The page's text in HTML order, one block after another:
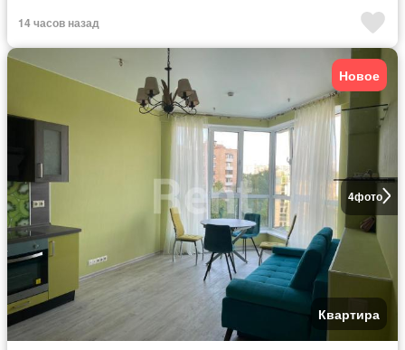
14 часов назад
4фото
Новое
Квартира